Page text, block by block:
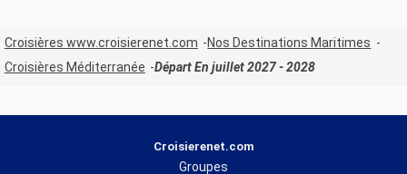
Croisières www.croisierenet.com
Nos Destinations Maritimes
Croisières Méditerranée
Départ En juillet 2027 - 2028
Croisierenet.com
Groupes